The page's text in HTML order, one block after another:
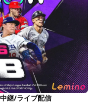
継/ライブ配信